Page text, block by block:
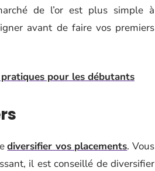
de l’or est plus simple à
avant de faire vos premiers
pour les débutants
diversifier vos placements. Vous
il est conseillé de diversifier